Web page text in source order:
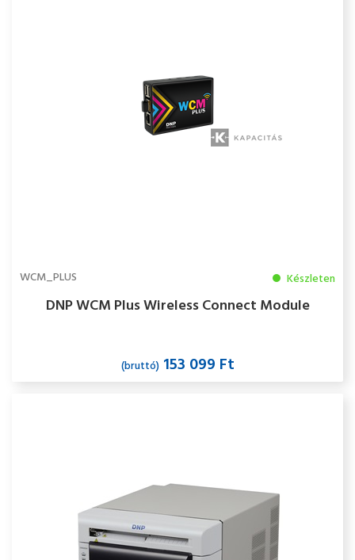
WCM_PLUS Készleten
DNP WCM Plus Wireless Connect Module
(bruttó)153 099 Ft